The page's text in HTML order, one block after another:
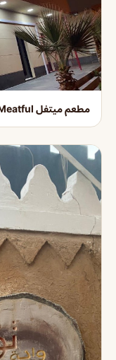
مطعم ميتفل Meatful الرياض (الأسعار+ المنيو+ الموقع)